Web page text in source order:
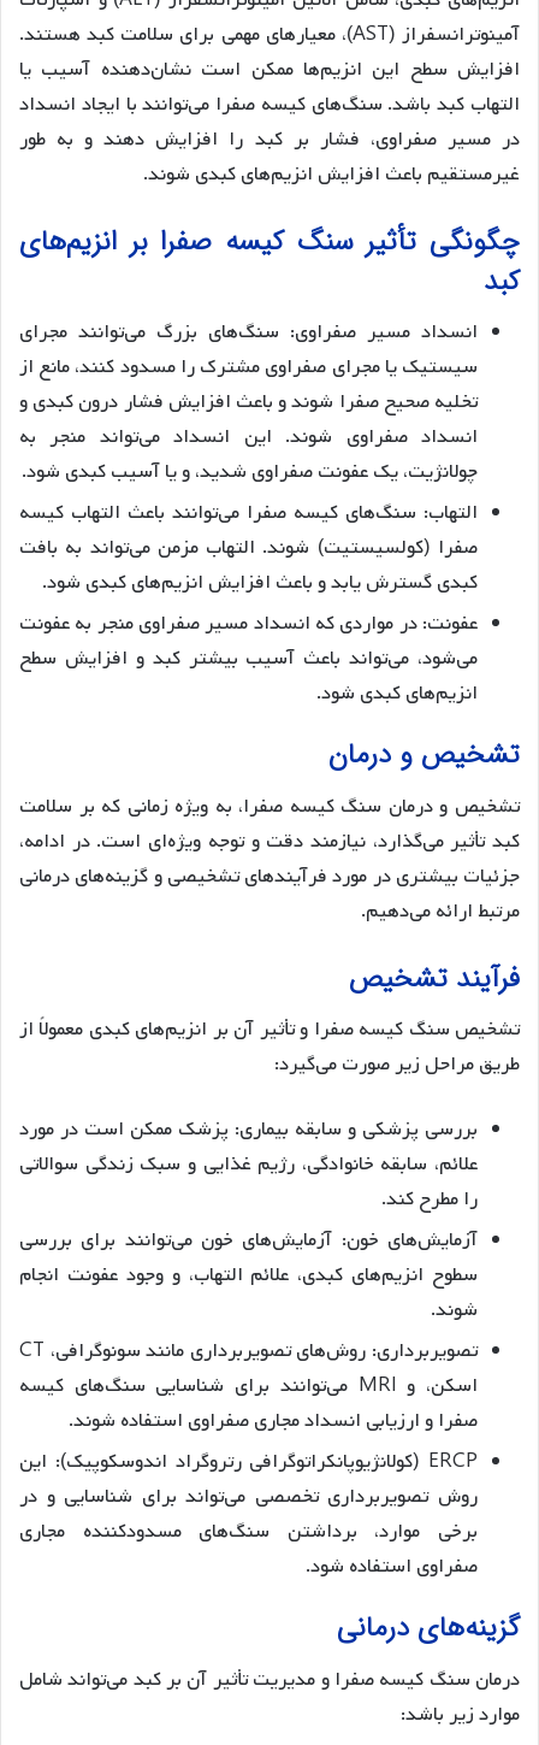
آمینوترانسفراز (AST)، معیارهای مهمی برای سلامت کبد هستند.
افزایش سطح این انزیم‌ها ممکن است نشان‌دهنده آسیب یا
التهاب کبد باشد. سنگ‌های کیسه صفرا می‌توانند با ایجاد انسداد
در مسیر صفراوی، فشار بر کبد را افزایش دهند و به طور
غیرمستقیم باعث افزایش انزیم‌های کبدی شوند.
چگونگی تأثیر سنگ کیسه صفرا بر انزیم‌های
کبد
انسداد مسیر صفراوی: سنگ‌های بزرگ می‌توانند مجرای
سیستیک یا مجرای صفراوی مشترک را مسدود کنند، مانع از
تخلیه صحیح صفرا شوند و باعث افزایش فشار درون کبدی و
انسداد صفراوی شوند. این انسداد می‌تواند منجر به
چولانژیت، یک عفونت صفراوی شدید، و یا آسیب کبدی شود.
التهاب: سنگ‌های کیسه صفرا می‌توانند باعث التهاب کیسه
صفرا (کولسیستیت) شوند. التهاب مزمن می‌تواند به بافت
کبدی گسترش یابد و باعث افزایش انزیم‌های کبدی شود.
عفونت: در مواردی که انسداد مسیر صفراوی منجر به عفونت
می‌شود، می‌تواند باعث آسیب بیشتر کبد و افزایش سطح
انزیم‌های کبدی شود.
تشخیص و درمان
تشخیص و درمان سنگ کیسه صفرا، به ویژه زمانی که بر سلامت
کبد تأثیر می‌گذارد، نیازمند دقت و توجه ویژه‌ای است. در ادامه،
جزئیات بیشتری در مورد فرآیندهای تشخیصی و گزینه‌های درمانی
مرتبط ارائه می‌دهیم.
فرآیند تشخیص
تشخیص سنگ کیسه صفرا و تأثیر آن بر انزیم‌های کبدی معمولاً از
طریق مراحل زیر صورت می‌گیرد:
بررسی پزشکی و سابقه بیماری: پزشک ممکن است در مورد
علائم، سابقه خانوادگی، رژیم غذایی و سبک زندگی سوالاتی
را مطرح کند.
آزمایش‌های خون: آزمایش‌های خون می‌توانند برای بررسی
سطوح انزیم‌های کبدی، علائم التهاب، و وجود عفونت انجام
شوند.
تصویربرداری: روش‌های تصویربرداری مانند سونوگرافی، CT
اسکن، و MRI می‌توانند برای شناسایی سنگ‌های کیسه
صفرا و ارزیابی انسداد مجاری صفراوی استفاده شوند.
ERCP (کولانژیوپانکراتوگرافی رتروگراد اندوسکوپیک): این
روش تصویربرداری تخصصی می‌تواند برای شناسایی و در
برخی موارد، برداشتن سنگ‌های مسدودکننده مجاری
صفراوی استفاده شود.
گزینه‌های درمانی
درمان سنگ کیسه صفرا و مدیریت تأثیر آن بر کبد می‌تواند شامل
موارد زیر باشد: